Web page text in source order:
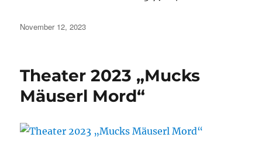
Veröffentlicht
November 12, 2023
Theater 2023 „Mucks
Mäuserl Mord“